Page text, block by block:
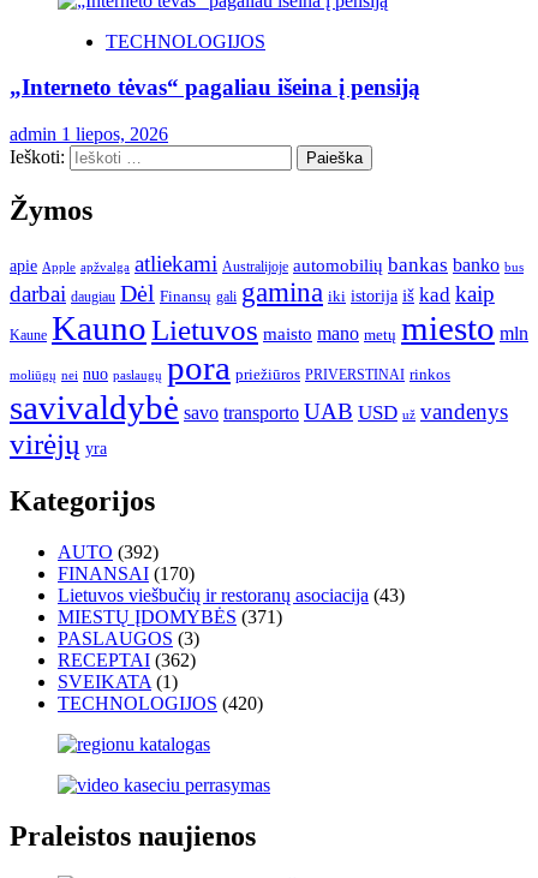
TECHNOLOGIJOS
„Interneto tėvas“ pagaliau išeina į pensiją
admin 1 liepos, 2026
Ieškoti:
Žymos
apie Apple apžvalga atliekami Australijoje automobilių bankas banko bus
darbai daugiau Dėl Finansų gali gamina iki istorija iš kad kaip
Kaune KaunoLietuvos maisto mano metų miesto mln
moliūgų nei nuo paslaugų pora priežiūros PRIVERSTINAI rinkos
savivaldybė savo transporto UAB USD už vandenys
virėjų yra
Kategorijos
AUTO (392)
FINANSAI (170)
Lietuvos viešbučių ir restoranų asociacija (43)
MIESTŲ ĮDOMYBĖS (371)
PASLAUGOS (3)
RECEPTAI (362)
SVEIKATA (1)
TECHNOLOGIJOS (420)
Praleistos naujienos